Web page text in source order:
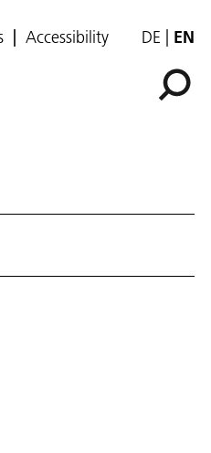
Accessibility DE EN